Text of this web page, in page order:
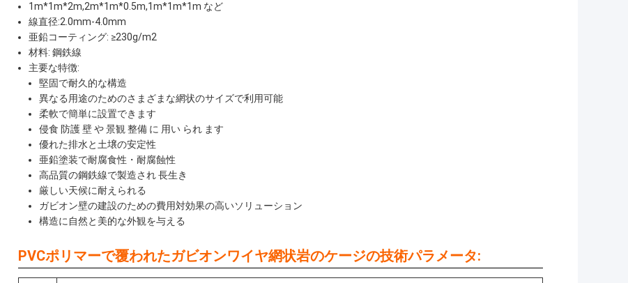
1m*1m*2m,2m*1m*0.5m,1m*1m*1m など
線直径:2.0mm-4.0mm
亜鉛コーティング: ≥230g/m2
材料: 鋼鉄線
主要な特徴:
堅固で耐久的な構造
異なる用途のためのさまざまな網状のサイズで利用可能
柔軟で簡単に設置できます
侵食 防護 壁 や 景観 整備 に 用い られ ます
優れた排水と土壌の安定性
亜鉛塗装で耐腐食性・耐腐蝕性
高品質の鋼鉄線で製造され 長生き
厳しい天候に耐えられる
ガビオン壁の建設のための費用対効果の高いソリューション
構造に自然と美的な外観を与える
PVCポリマーで覆われたガビオンワイヤ網状岩のケージの技術パラメータ: